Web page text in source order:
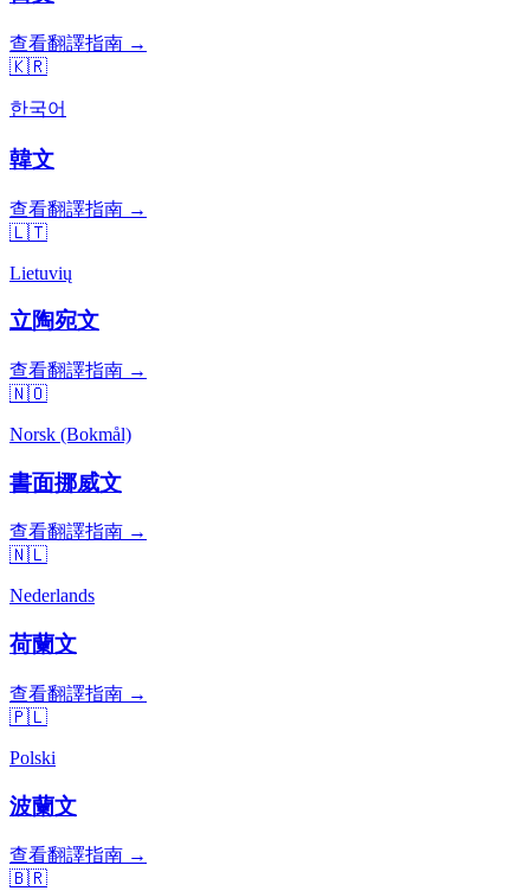
查看翻譯指南 →
🇰🇷
한국어
韓文
查看翻譯指南 →
🇱🇹
Lietuvių
立陶宛文
查看翻譯指南 →
🇳🇴
Norsk (Bokmål)
書面挪威文
查看翻譯指南 →
🇳🇱
Nederlands
荷蘭文
查看翻譯指南 →
🇵🇱
Polski
波蘭文
查看翻譯指南 →
🇧🇷